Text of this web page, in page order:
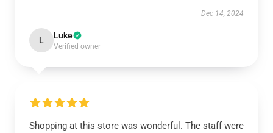
Dec 14, 2024
L Luke
Verified owner
Shopping at this store was wonderful. The staff were